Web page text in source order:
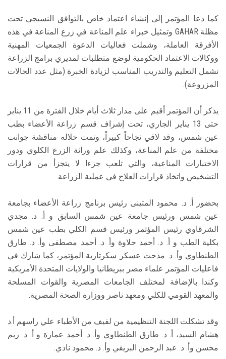
كما دعا المؤتمر إلى إنشاء اعتماد خاص بالتوافق النسيجي تحت
مظلة GAHAR وتمثيل خبراء علم المناعة في زرع المناعة في هذه
الأفرقة العاملة، وشملت فعاليات الدعوة الجمعيات المهنية
ووكالات الاعتماد الحكومية لوضع متطلبات لمديري برامج الزراعة
تشمل التعليم والتدريب المناسب لزيادة الخبرة (مثل عدد الحالات
المزروعة).
يذكر أن المؤتمر أقيم على مدار ثلاث أيام خلال الفترة من 11 يناير
حتى 13 يناير الجاري، تحت إشراف قسم زراعة الأعضاء بطب
عين شمس، وقد لاقي نجاحاً كبيراً، وتمت خلاله مناقشة جوانب
مختلفة من علم المناعة، وكذلك علم وراثة الزرع الكلوي ودور
الاختبارات المناعية، والتي تلعب جزءا لا يتجزأ من قرارات
التشخيص واتخاذ قرارات العلاج في عملية الزراعة.
بحضور أ. د. محمود المتينى رئيس برنامج زراعة الأعضاء بجامعة
عين شمس ورئيس جامعة عين شمس السابق و أ. د. مجدي
الشرقاوي رئيس المؤتمر ورئيس قسم الكلي بطب عين شمس
بكلية الطب و أ. د. أحمد حلاوة وأ. د. أحمد مصطفى وأ. د. طارق
الطنطاوي وأ. د. مدحت عسكر سكرتارية المؤتمر، كما شارك في
فاعليات المؤتمر علماء مصر ببريطانيا والولايات المتحدة الأمريكية
وكندا بالإضافة لمختلف الجامعات المصرية والقوات المسلحة
والمعهد القومي للكلي ومعهد ناصر ووزارة الصحة المصرية.
وقد تشكلت اللجنة التنظيمية من لفيف من الأطباء علي راسهم أ.د
هشام السيد، أ. د. طارق الطنطاوي وأ. د. أحمد عمارة و أ. د. ريم
محسن وأ. د. عبد الرحمن البريقي وأ. د. محمود نادي.